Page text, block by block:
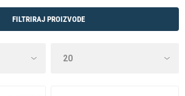
FILTRIRAJ PROIZVODE